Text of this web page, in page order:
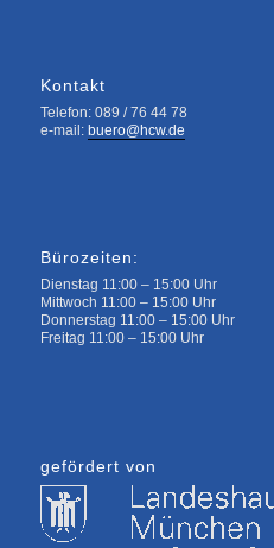
Kontakt
Telefon: 089 / 76 44 78
e-mail: buero@hcw.de
Bürozeiten:
Dienstag 11:00 – 15:00 Uhr
Mittwoch 11:00 – 15:00 Uhr
Donnerstag 11:00 – 15:00 Uhr
Freitag 11:00 – 15:00 Uhr
gefördert von